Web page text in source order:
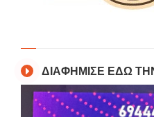
ΔΙΑΦΗΜΙΣΕ ΕΔΩ